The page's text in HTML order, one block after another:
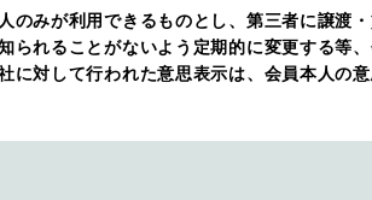
のみが利用できるものとし、第三者に譲渡
られることがないよう定期的に変更する等
に対して行われた意思表示は、会員本人の